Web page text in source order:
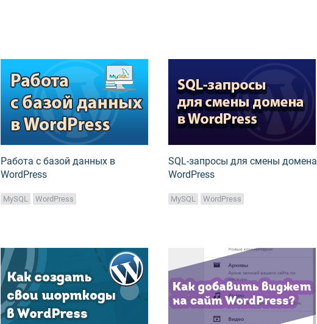
Работа с базой данных в
WordPress
MySQL WordPress
SQL-запросы для смены
WordPress
MySQL WordPress